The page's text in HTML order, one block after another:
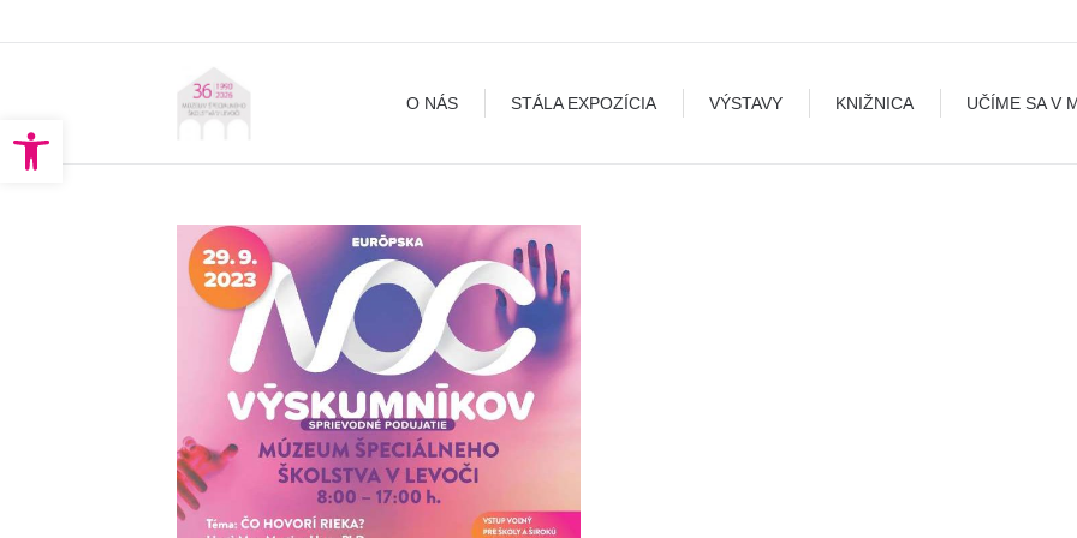
Open toolbar
O NÁS STÁLA EXPOZÍCIA VÝSTAVY KNIŽNICA UČÍME SA V
O NÁS STÁLA EXPOZÍCIA VÝSTAVY KNIŽNICA UČÍME SA V MÚZEU